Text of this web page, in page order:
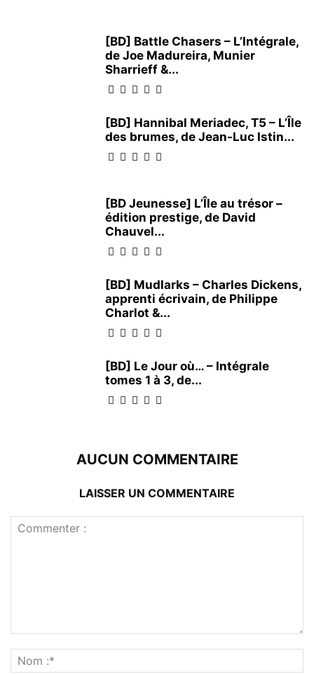
[BD] Battle Chasers – L’Intégrale,
de Joe Madureira, Munier
Sharrieff &...
[BD] Hannibal Meriadec, T5 – L’Île
des brumes, de Jean-Luc Istin...
[BD Jeunesse] L’Île au trésor –
édition prestige, de David
Chauvel...
[BD] Mudlarks – Charles Dickens,
apprenti écrivain, de Philippe
Charlot &...
[BD] Le Jour où… – Intégrale
tomes 1 à 3, de...
AUCUN COMMENTAIRE
LAISSER UN COMMENTAIRE